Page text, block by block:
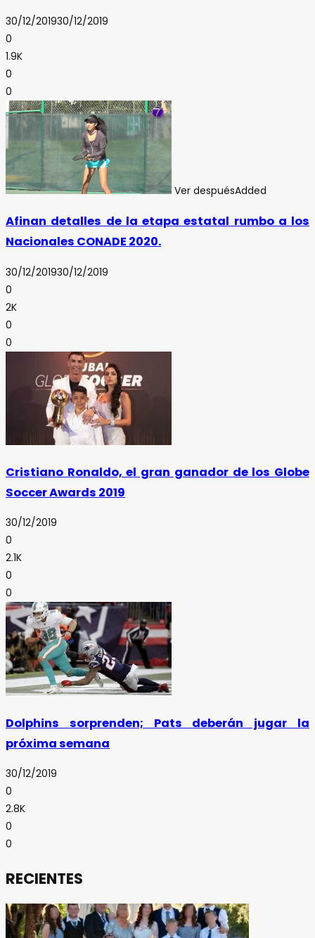
30/12/201930/12/2019
0
1.9K
0
0
Ver despuésAdded
Afinan detalles de la etapa estatal rumbo a los
Nacionales CONADE 2020.
30/12/201930/12/2019
0
2K
0
0
Cristiano Ronaldo, el gran ganador de los Globe
Soccer Awards 2019
30/12/2019
0
2.1K
0
0
Dolphins sorprenden; Pats deberán jugar la
próxima semana
30/12/2019
0
2.8K
0
0
RECIENTES